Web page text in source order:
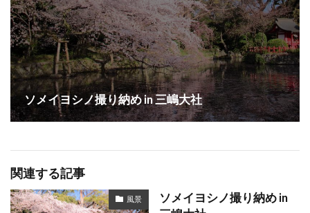
ソメイヨシノ撮り納め in 三嶋大社
関連する記事
風景
ソメイヨシノ撮り納め in